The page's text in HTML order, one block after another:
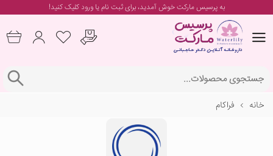
به پرسیس مارکت خوش آمدید، برایثبت نام یا ورودکلیک کنید!
خانه فراکام